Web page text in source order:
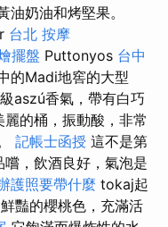
奶油和烤堅果。
台北 按摩
擺盤 Puttonyos 台中
的Madi地窖的大型
aszú香氣，帶有白巧
麗的桶，振動酸，非常
記帳士函授 這不是第
，飲酒良好，氣泡是
護照要帶什麼 tokaj起
鮮豔的櫻桃色，充滿活